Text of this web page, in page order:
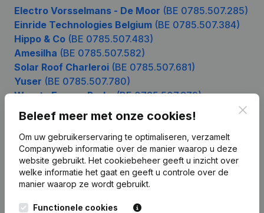
Electro Vorsselmans - De Moor (BE 0785.507.285)
Einride Technologies Belgium (BE 0785.507.384)
Hippo & Co (BE 0785.507.483)
Amesilha (BE 0785.507.582)
Solar Roof Charleroi (BE 0785.507.681)
Yuser (BE 0785.507.780)
Weerts Energy Parks(BE 0785.507.879)
Beleef meer met onze cookies!
Om uw gebruikerservaring te optimaliseren, verzamelt
Companyweb informatie over de manier waarop u deze
website gebruikt. Het cookiebeheer geeft u inzicht over
welke informatie het gaat en geeft u controle over de
manier waarop ze wordt gebruikt.
Functionele cookies
Nederlands
Product
Bedrijfsinformatie
Monitoring